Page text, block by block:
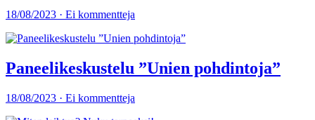
18/08/2023 · Ei kommentteja
Paneelikeskustelu ”Unien pohdintoja”
18/08/2023 · Ei kommentteja